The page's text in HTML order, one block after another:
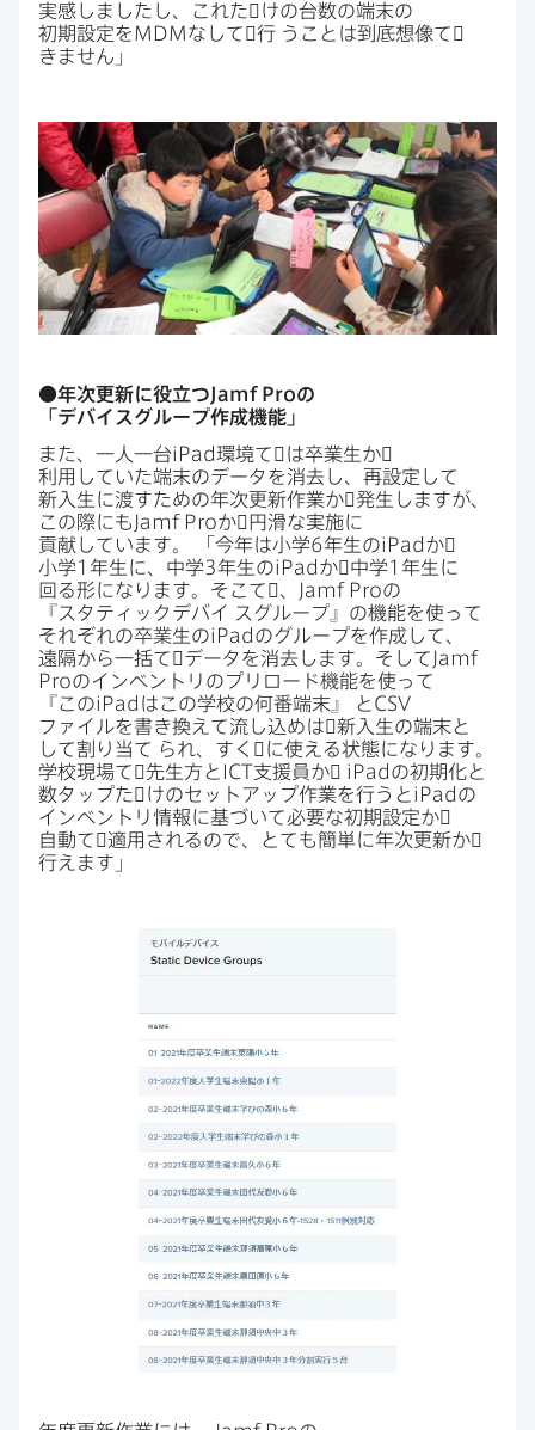
実感しましたし、​これた​゙けの​台数の​端末の​
初期設定をMDMなして​゙行 う​ことは​到底想像て​゙
きません」
●年次更新に​役立つ Jamf Proの​
「デバイスグループ作成機能」
また、​一人​一台iPad 環境て​゙は​卒業生か​゙
利用していた​端末の​データを​消去し、​再設定して​
新入生に​渡すための​年次更新作業か​゙発生しますが、​
この​際にも Jamf Proか​゙円滑な​実施に​
貢献しています。
「今年は​小学6年生のiPad か​゙
小学1年生に、​中学3年生のiPad か​゙中学1年生に​
回る​形に​なります。​そこて​゙、
Jamf Proの​
『スタティックデバイ スグループ』の​機能を​使って​
それぞれの​卒業生のiPad の​グループを​作成して、​
遠隔から​一括て​゙データを​消去します。​そして Jamf
Proの​インベントリの​プリロード機能を​使って​
『このiPad は​この​学校の​何番端末』 と CSV
ファイルを​書き換えて​流し込めは​゙新入生の​端末と​
して​割り​当て られ、​すく​゙に​使える​状態に​なります。​
学校現場て​゙先生方と ICT支援員か​゙ iPad の​初期化と​
数タップた​゙けの​セットアップ作業を​行うと iPad の​
インベントリ情報に​基づいて​必要な​初期設定か​゙
自動て​゙適用されるので、​とても​簡単に​年次更新か​゙
行えます」